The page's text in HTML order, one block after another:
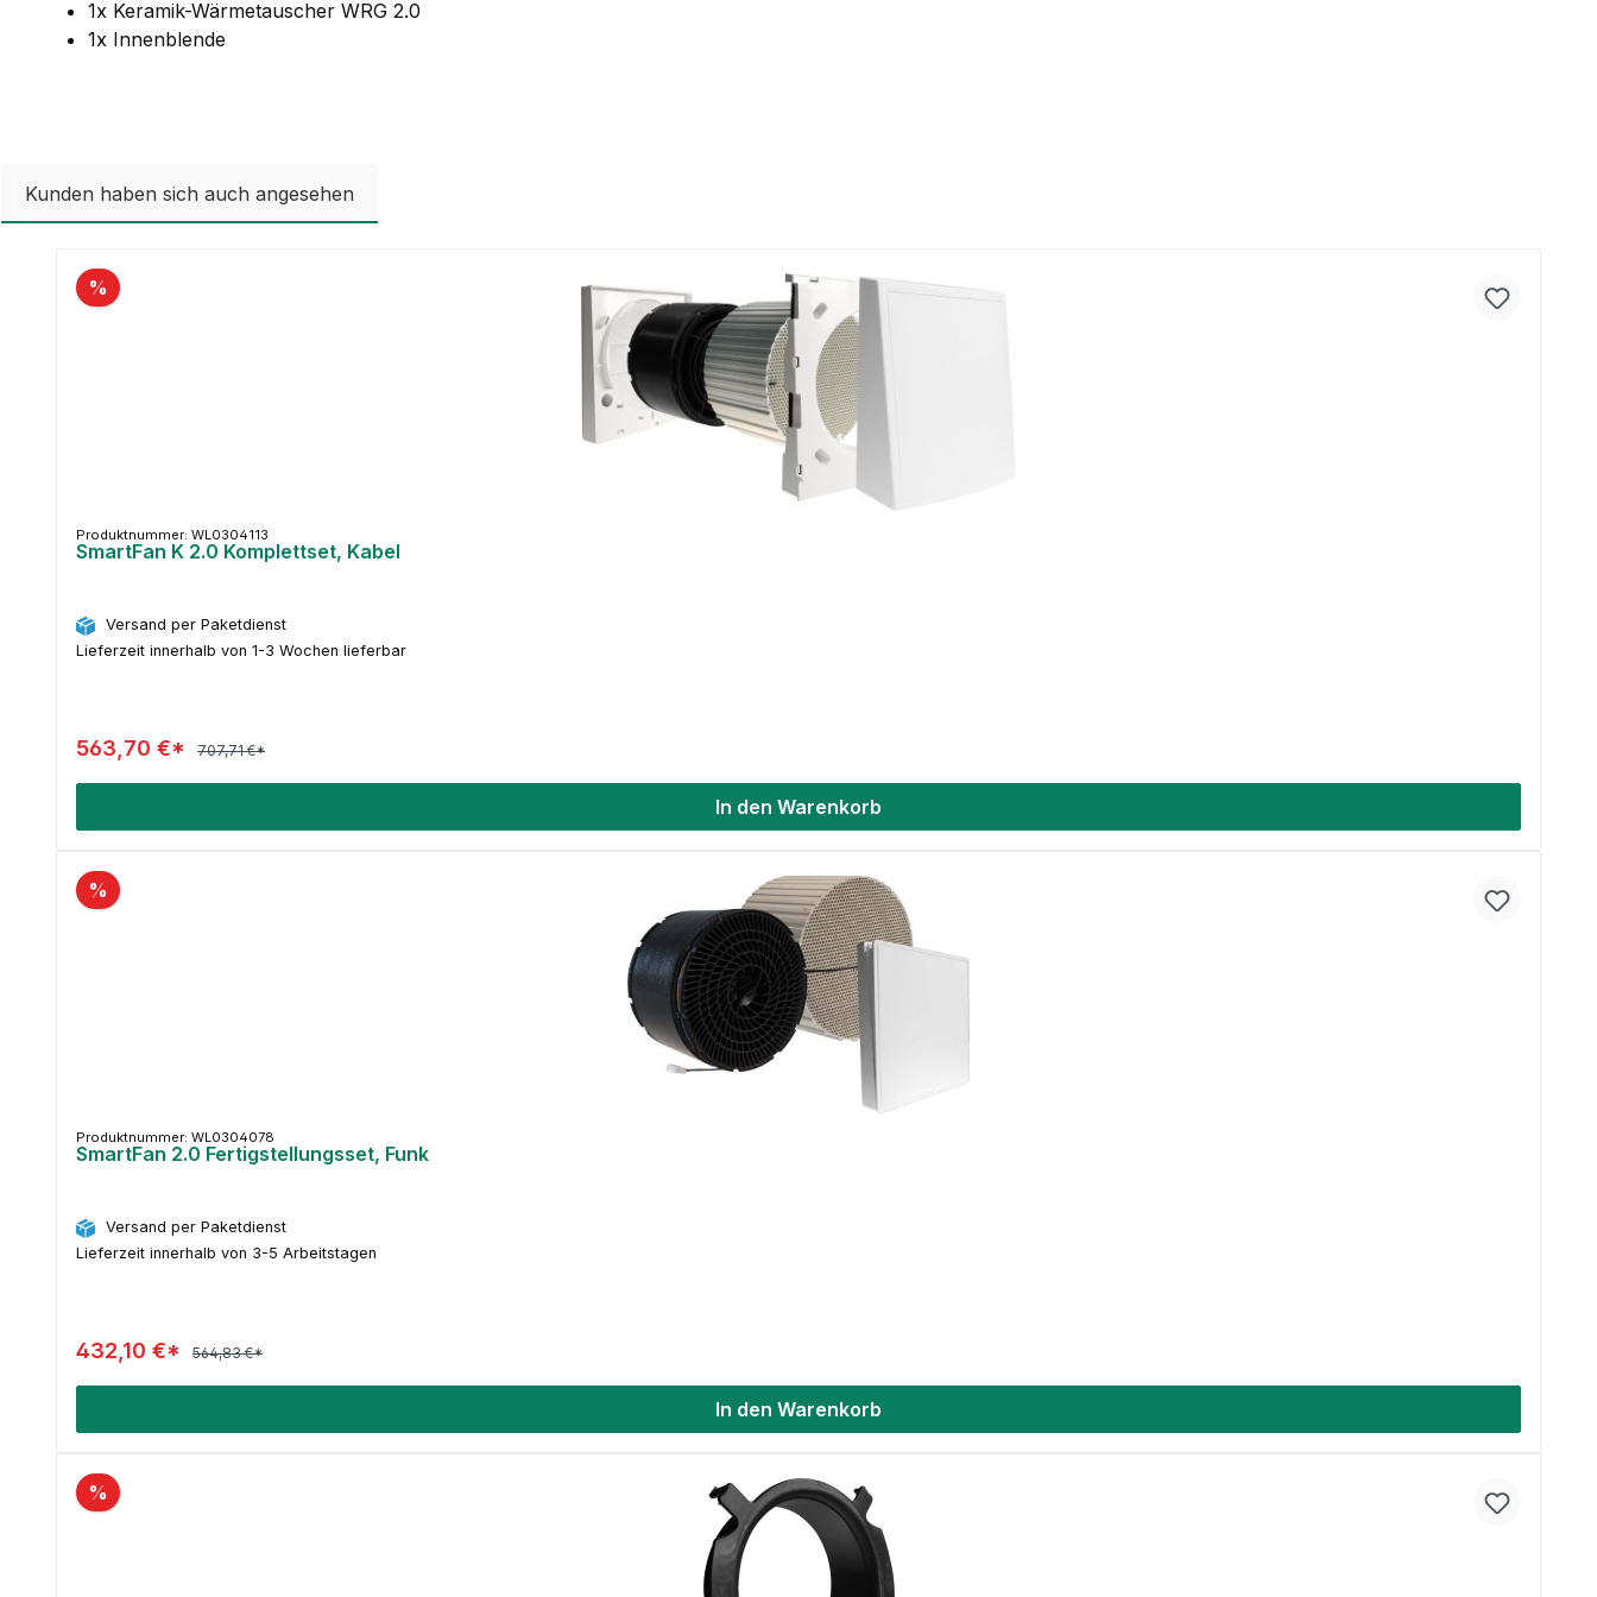
1x Keramik-Wärmetauscher WRG 2.0
1x Innenblende
Kunden haben sich auch angesehen
%
Produktnummer: WL0304113
SmartFan K 2.0 Komplettset, Kabel
Versand per Paketdienst
Lieferzeit innerhalb von 1-3 Wochen lieferbar
563,70 €* 707,71 €*
In den Warenkorb
%
Produktnummer: WL0304078
SmartFan 2.0 Fertigstellungsset, Funk
Versand per Paketdienst
Lieferzeit innerhalb von 3-5 Arbeitstagen
432,10 €* 564,83 €*
In den Warenkorb
%